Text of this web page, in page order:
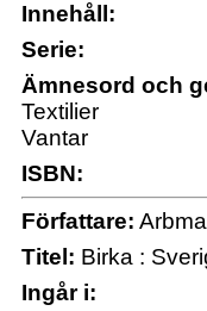
Innehåll:
Serie:
Ämnesord och
Textilier
Vantar
ISBN:
Författare:
Titel: Birka :
Ingår i: